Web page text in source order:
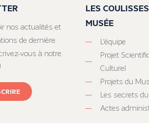
nos actualités et
de dernière
vous à notre
LES
MUSÉE
L’équipe
Projet
Culturel
Projets du
Les secrets
Actes